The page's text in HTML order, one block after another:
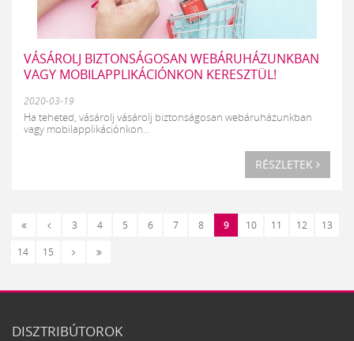
VÁSÁROLJ BIZTONSÁGOSAN WEBÁRUHÁZUNKBAN
VAGY MOBILAPPLIKÁCIÓNKON KERESZTÜL!
2020-03-19
Ha teheted, vásárolj vásárolj biztonságosan webáruházunkban
vagy mobilapplikációnkon...
RÉSZLETEK
«
‹
3 4 5 6 7 8 9 10 11 12
13
14
15
KövetkezőUtolsó
DISZTRIBÚTOROK